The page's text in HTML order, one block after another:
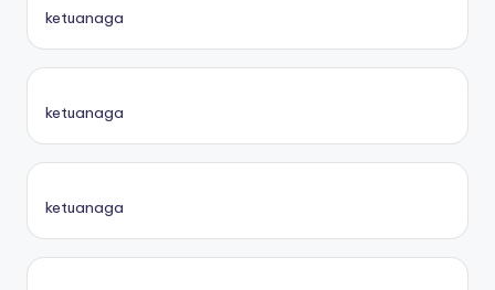
ketuanaga
ketuanaga
ketuanaga